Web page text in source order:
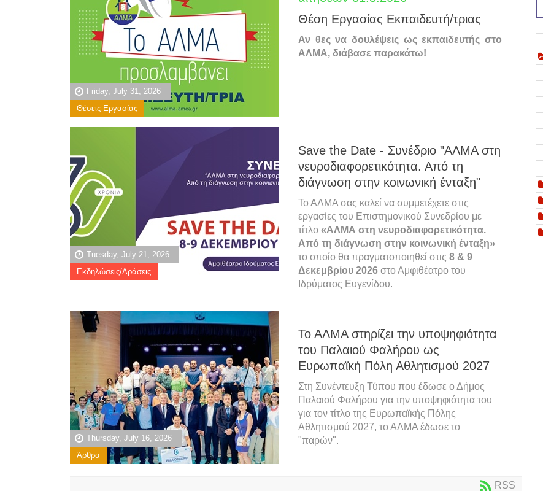
Friday, July 31, 2026
Θέσεις Εργασίας
Θέση Εργασίας Εκπαιδευτή/τριας
Αν θες να δουλέψεις ως εκπαιδευτής στο
ΑΛΜΑ, διάβασε παρακάτω!
Tuesday, July 21, 2026
Εκδηλώσεις/Δράσεις
Save the Date - Συνέδριο "ΑΛΜΑ στη
νευροδιαφορετικότητα. Από τη
διάγνωση στην κοινωνική ένταξη"
Το ΑΛΜΑ σας καλεί να συμμετέχετε στις
εργασίες του Επιστημονικού Συνεδρίου με
τίτλο «ΑΛΜΑ στη νευροδιαφορετικότητα.
Από τη διάγνωση στην κοινωνική ένταξη»
το οποίο θα πραγματοποιηθεί στις 8 & 9
Δεκεμβρίου 2026 στο Αμφιθέατρο του
Ιδρύματος Ευγενίδου.
Thursday, July 16, 2026
Άρθρα
Το ΑΛΜΑ στηρίζει την υποψηφιότητα
του Παλαιού Φαλήρου ως
Ευρωπαϊκή Πόλη Αθλητισμού 2027
Στη Συνέντευξη Τύπου που έδωσε ο Δήμος
Παλαιού Φαλήρου για την υποψηφιότητα του
για τον τίτλο της Ευρωπαϊκής Πόλης
Αθλητισμού 2027, το ΑΛΜΑ έδωσε το
"παρών".
RSS